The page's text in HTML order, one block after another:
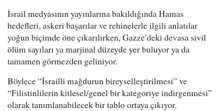
İsrail medyasının yayınlarına bakıldığında Hamas
hedefleri, askeri başarılar ve rehinelerle ilgili anlatılar
yoğun biçimde öne çıkarılırken, Gazze’deki devasa sivil
ölüm sayıları ya marjinal düzeyde yer buluyor ya da
tamamen görmezden geliniyor.
Böylece “İsrailli mağdurun bireyselleştirilmesi” ve
“Filistinlilerin kitlesel/genel bir kategoriye indirgenmesi”
olarak tanımlanabilecek bir tablo ortaya çıkıyor.